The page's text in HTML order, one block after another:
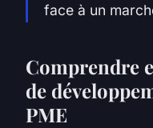
face à un
Comprendre
de
PME